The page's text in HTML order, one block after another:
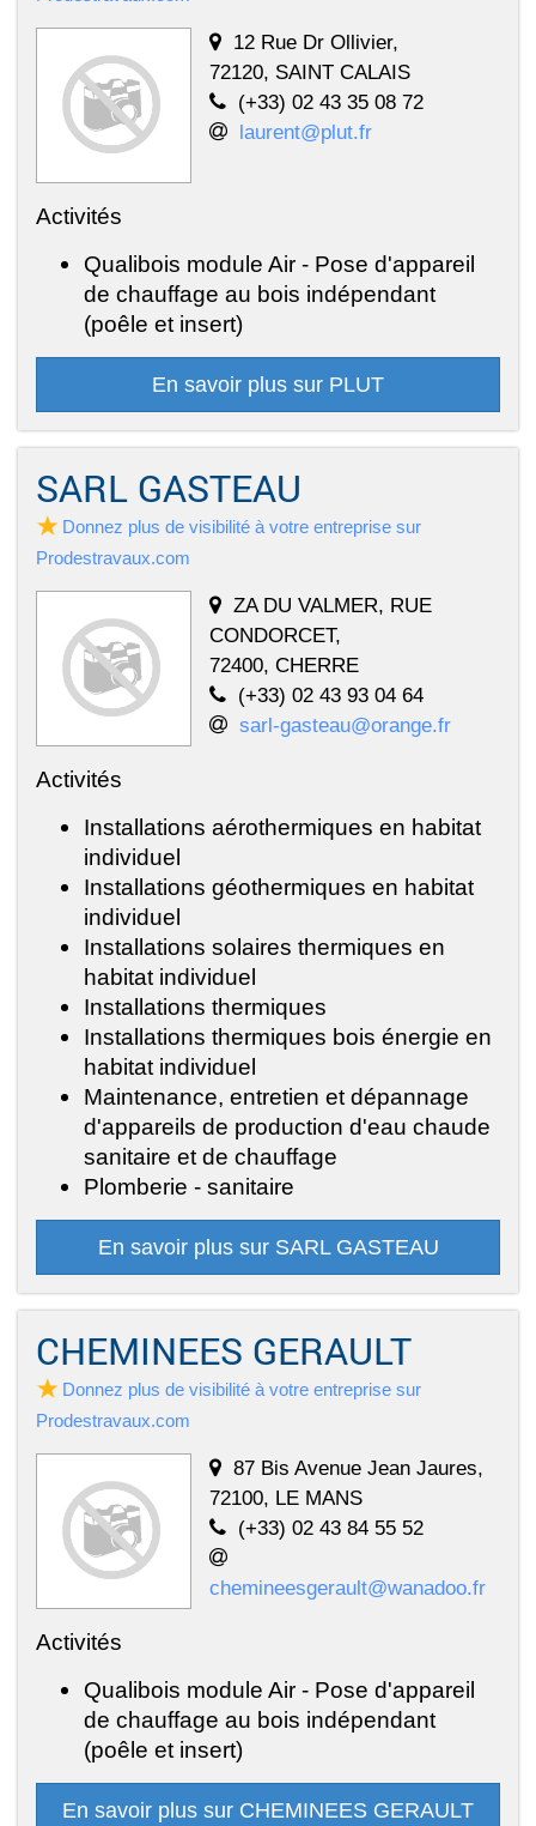
12 Rue Dr Ollivier,
72120, SAINT CALAIS
(+33) 02 43 35 08 72
laurent@plut.fr
Activités
Qualibois module Air - Pose d'appareil
de chauffage au bois indépendant
(poêle et insert)
En savoir plus sur PLUT
SARL GASTEAU
Donnez plus de visibilité à votre entreprise sur
Prodestravaux.com
ZA DU VALMER, RUE
CONDORCET,
72400, CHERRE
(+33) 02 43 93 04 64
sarl-gasteau@orange.fr
Activités
Installations aérothermiques en habitat
individuel
Installations géothermiques en habitat
individuel
Installations solaires thermiques en
habitat individuel
Installations thermiques
Installations thermiques bois énergie en
habitat individuel
Maintenance, entretien et dépannage
d'appareils de production d'eau chaude
sanitaire et de chauffage
Plomberie - sanitaire
En savoir plus sur SARL GASTEAU
CHEMINEES GERAULT
Donnez plus de visibilité à votre entreprise sur
Prodestravaux.com
87 Bis Avenue Jean Jaures,
72100, LE MANS
(+33) 02 43 84 55 52
chemineesgerault@wanadoo.fr
Activités
Qualibois module Air - Pose d'appareil
de chauffage au bois indépendant
(poêle et insert)
En savoir plus sur CHEMINEES GERAULT